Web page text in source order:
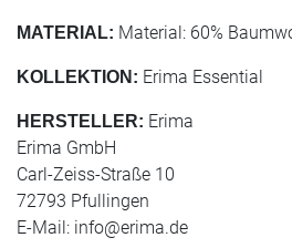
MATERIAL: Material: 60%
KOLLEKTION: Erima Essential
HERSTELLER: Erima
Erima GmbH
Carl-Zeiss-Straße 10
72793 Pfullingen
E-Mail: info@erima.de